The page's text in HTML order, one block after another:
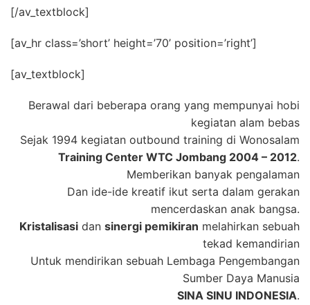
[/av_textblock]
[av_hr class=’short’ height=’70’ position=’right’]
[av_textblock]
Berawal dari beberapa orang yang mempunyai hobi
kegiatan alam bebas
Sejak 1994 kegiatan outbound training di Wonosalam
Training Center WTC Jombang 2004 – 2012.
Memberikan banyak pengalaman
Dan ide-ide kreatif ikut serta dalam gerakan
mencerdaskan anak bangsa.
Kristalisasi dan sinergi pemikiran melahirkan sebuah
tekad kemandirian
Untuk mendirikan sebuah Lembaga Pengembangan
Sumber Daya Manusia
SINA SINU INDONESIA.